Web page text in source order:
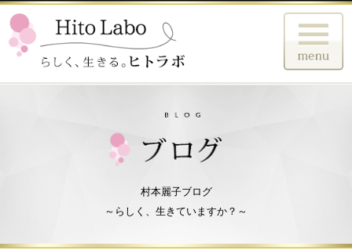
村本麗子ブログ
～らしく、生きていますか？～